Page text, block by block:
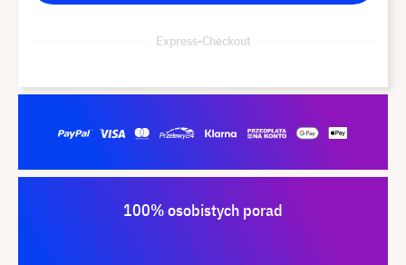
Express-Checkout
100% osobistych porad